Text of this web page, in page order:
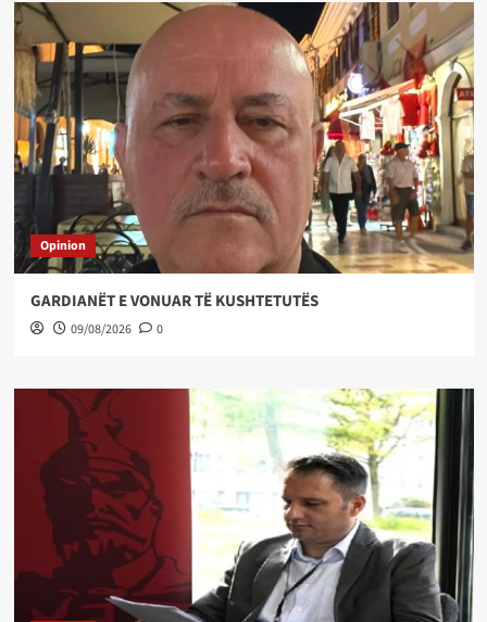
Opinion
GARDIANËT E VONUAR TË KUSHTETUTËS
09/08/2026 0